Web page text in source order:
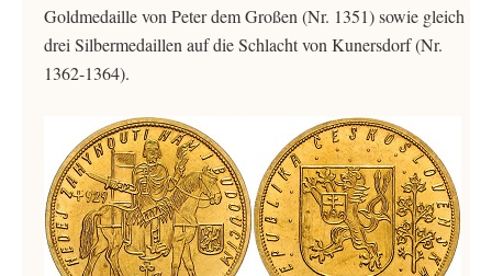
Goldmedaille von Peter dem Großen (Nr. 1351) sowie gleich
drei Silbermedaillen auf die Schlacht von Kunersdorf (Nr.
1362-1364).